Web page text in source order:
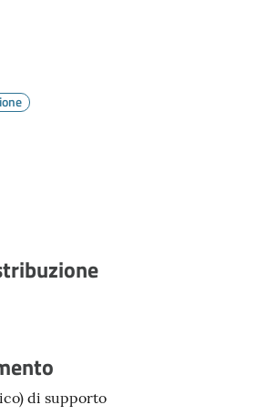
di supporto